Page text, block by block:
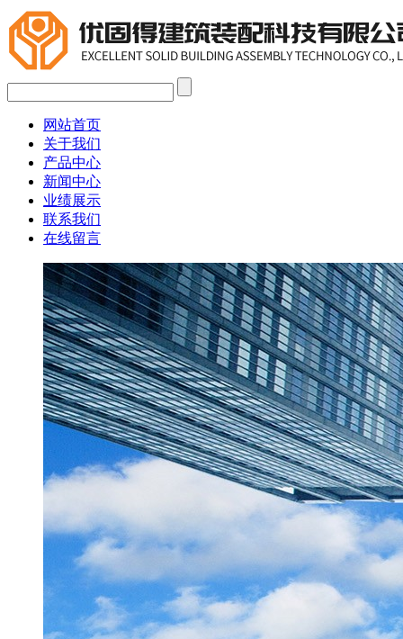
网站首页
关于我们
产品中心
新闻中心
业绩展示
联系我们
在线留言